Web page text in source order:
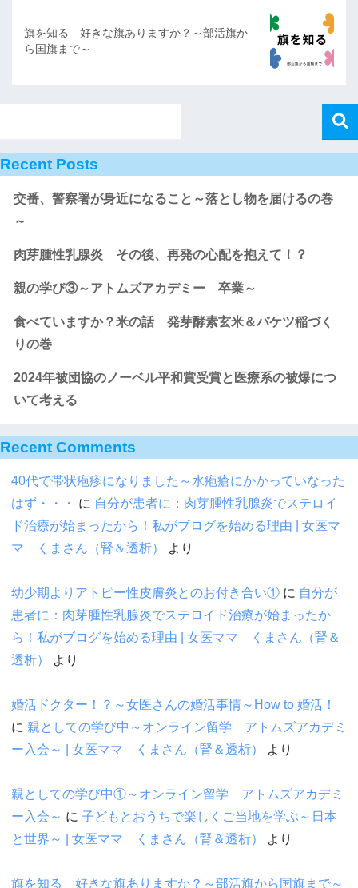
旗を知る 好きな旗ありますか？～部活旗か
ら国旗まで～
Recent Posts
交番、警察署が身近になること～落とし物を届けるの巻
～
肉芽腫性乳腺炎 その後、再発の心配を抱えて！？
親の学び③～アトムズアカデミー 卒業～
食べていますか？米の話 発芽酵素玄米＆バケツ稲づく
りの巻
2024年被団協のノーベル平和賞受賞と医療系の被爆につ
いて考える
Recent Comments
40代で帯状疱疹になりました～水疱瘡にかかっていなった
はず・・・
に 自分が患者に：肉芽腫性乳腺炎でステロイ
ド治療が始まったから！私がブログを始める理由 | 女医マ
マ くまさん（腎＆透析）
より
幼少期よりアトピー性皮膚炎とのお付き合い① に 自分が
患者に：肉芽腫性乳腺炎でステロイド治療が始まったか
ら！私がブログを始める理由 | 女医ママ くまさん（腎＆
透析）
より
婚活ドクター！？～女医さんの婚活事情～How to 婚活！
に 親としての学び中～オンライン留学 アトムズアカデミ
ー入会～ | 女医ママ くまさん（腎＆透析）
より
親としての学び中①～オンライン留学 アトムズアカデミ
ー入会～ に 子どもとおうちで楽しくご当地を学ぶ～日本
と世界～ | 女医ママ くまさん（腎＆透析）
より
旗を知る 好きな旗ありますか？～部活旗から国旗まで～